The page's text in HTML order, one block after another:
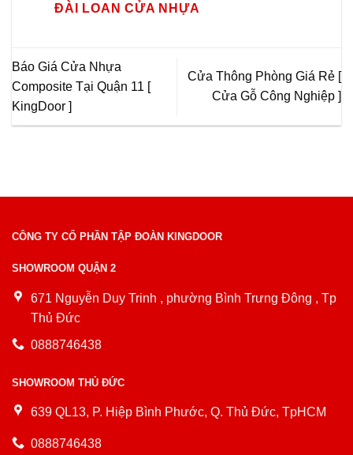
ĐÀI LOAN CỬA NHỰA
Báo Giá Cửa Nhựa
Composite Tại Quận 11 [
KingDoor ]
Cửa Thông Phòng Giá Rẻ [
Cửa Gỗ Công Nghiệp ]
CÔNG TY CỔ PHẦN TẬP ĐOÀN KINGDOOR
SHOWROOM QUẬN 2
671 Nguyễn Duy Trinh , phường Bình Trưng Đông , Tp
Thủ Đức
0888746438
SHOWROOM THỦ ĐỨC
639 QL13, P. Hiệp Bình Phước, Q. Thủ Đức, TpHCM
0888746438